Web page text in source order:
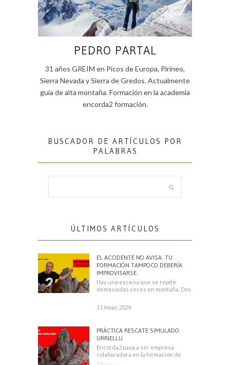
PEDRO PARTAL
31 años GREIM en Picos de Europa, Pirineo,
Sierra Nevada y Sierra de Gredos. Actualmente
guía de alta montaña. Formación en la academia
encorda2 formación.
BUSCADOR DE ARTÍCULOS POR
PALABRAS
ÚLTIMOS ARTÍCULOS
EL ACCIDENTE NO AVISA. TU
FORMACIÓN TAMPOCO DEBERÍA
IMPROVISARSE.
Hay una escena que se repite
demasiadas veces en montaña. Dos
11 mayo, 2026
PRÁCTICA RESCATE SIMULADO
URRIELLU
Encorda2 pasa a ser empresa
colaboradora en la formación de
Técnicos Deportivos